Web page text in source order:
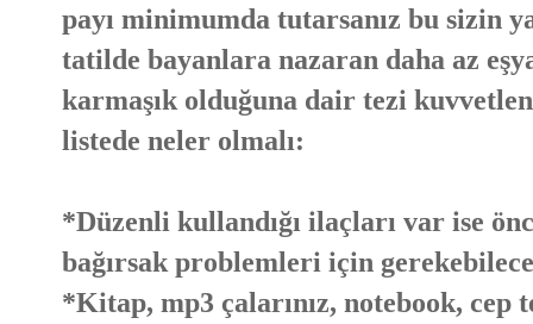
payı minimumda tutarsanız bu sizin
tatilde bayanlara nazaran daha az
karmaşık olduğuna dair tezi
listede neler olmalı:
*Düzenli kullandığı ilaçları var ise
bağırsak problemleri için
*Kitap, mp3 çalarınız, notebook, cep